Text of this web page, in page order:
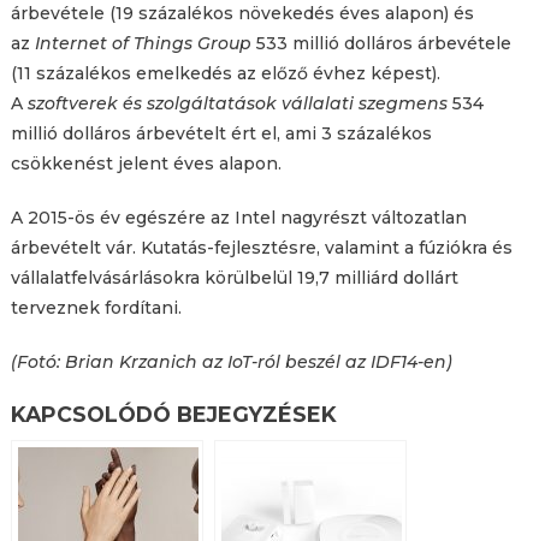
árbevétele (19 százalékos növekedés éves alapon) és
az Internet of Things Group 533 millió dolláros árbevétele
(11 százalékos emelkedés az előző évhez képest).
A szoftverek és szolgáltatások vállalati szegmens534
millió dolláros árbevételt ért el, ami 3 százalékos
csökkenést jelent éves alapon.
A 2015-ös év egészére az Intel nagyrészt változatlan
árbevételt vár. Kutatás-fejlesztésre, valamint a fúziókra és
vállalatfelvásárlásokra körülbelül 19,7 milliárd dollárt
terveznek fordítani.
(Fotó: Brian Krzanich az IoT-ról beszél az IDF14-en)
KAPCSOLÓDÓ BEJEGYZÉSEK